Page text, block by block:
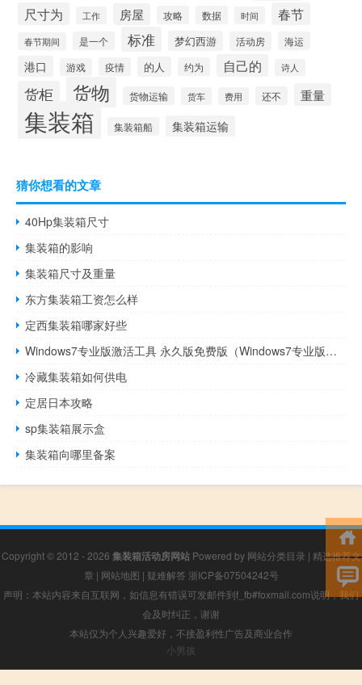
尺寸为 工作 房屋 攻略 数据 时间 春节
春节期间 是一个 标准 梦幻西游 活动房 海运
港口 游戏 疫情 的人 约为 自己的 诗人
货柜 货物 货物运输 货车 费用 还不 重量
集装箱 集装箱船 集装箱运输
猜你想看的文章
40Hp集装箱尺寸
集装箱的影响
集装箱尺寸及重量
东方集装箱工资怎么样
定西集装箱哪家好些
Windows7专业版激活工具 永久版免费版（Windows7专业版激活工具 永久版免费版功能简介）
冷藏集装箱如何供电
定居日本攻略
sp集装箱展示盒
集装箱向哪里备案
Copyright © 2012 - 2026 集装箱活动房网站Powered by 网站分类目录 | 精选推荐文
章 | 网站地图 | 疑难解答 浙ICP备07504242号
声明：本站内容来自互联网，如信息有错误可发邮件到f_fb#foxmail.com说明，我们
会及时纠正，谢谢
本站仅为个人兴趣爱好，不接盈利性广告及商业合作
小男孩